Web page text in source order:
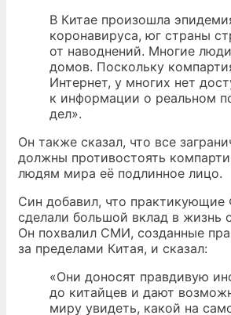
В Китае произошла
коронавируса, юг страны
от наводнений. Многие
домов. Поскольку
Интернет, у многих нет
к информации о реальном
дел».
Он также сказал, что все
должны противостоять
людям мира её подлинное лицо.
Син добавил, что практикующие
сделали большой вклад в жизнь
Он похвалил СМИ, созданные
за пределами Китая, и сказал:
«Они доносят правдивую
до китайцев и дают
миру увидеть, какой на